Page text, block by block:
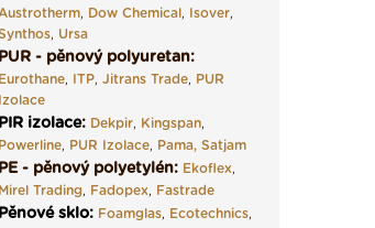
, Dow Chemical, Isover,
, Ursa
PUR - pěnový polyuretan:
Eurothane, ITP, Jitrans Trade, PUR
Izolace
PIR izolace: Dekpir, Kingspan,
Powerline, PUR Izolace, Pama, Satjam
PE - pěnový polyetylén: Ekoflex,
Mirel Trading, Fadopex, Fastrade
Pěnové sklo: Foamglas, Ecotechnics,